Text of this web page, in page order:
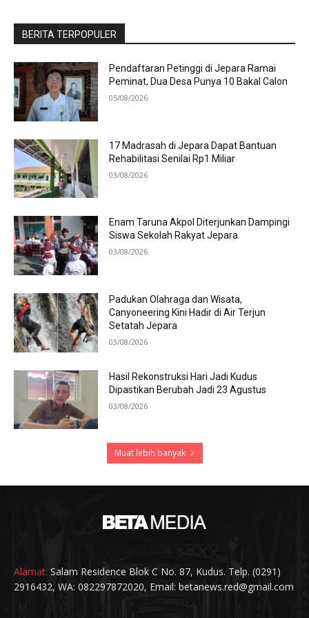
BERITA TERPOPULER
Pendaftaran Petinggi di Jepara Ramai
Peminat, Dua Desa Punya 10 Bakal Calon
05/08/2026
17 Madrasah di Jepara Dapat Bantuan
Rehabilitasi Senilai Rp1 Miliar
03/08/2026
Enam Taruna Akpol Diterjunkan Dampingi
Siswa Sekolah Rakyat Jepara
03/08/2026
Padukan Olahraga dan Wisata,
Canyoneering Kini Hadir di Air Terjun
Setatah Jepara
03/08/2026
Hasil Rekonstruksi Hari Jadi Kudus
Dipastikan Berubah Jadi 23 Agustus
03/08/2026
Muat lebih banyak
Alamat: Salam Residence Blok C No. 87, Kudus. Telp. (0291)
2916432, WA: 082297872020, Email: betanews.red@gmail.com